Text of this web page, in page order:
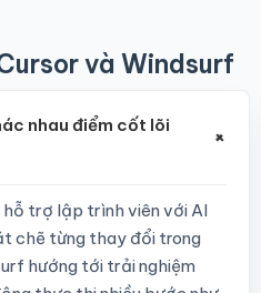
và Windsurf
nhau điểm cốt lõi
+
trợ lập trình viên với AI
chẽ từng thay đổi trong
hướng tới trải nghiệm